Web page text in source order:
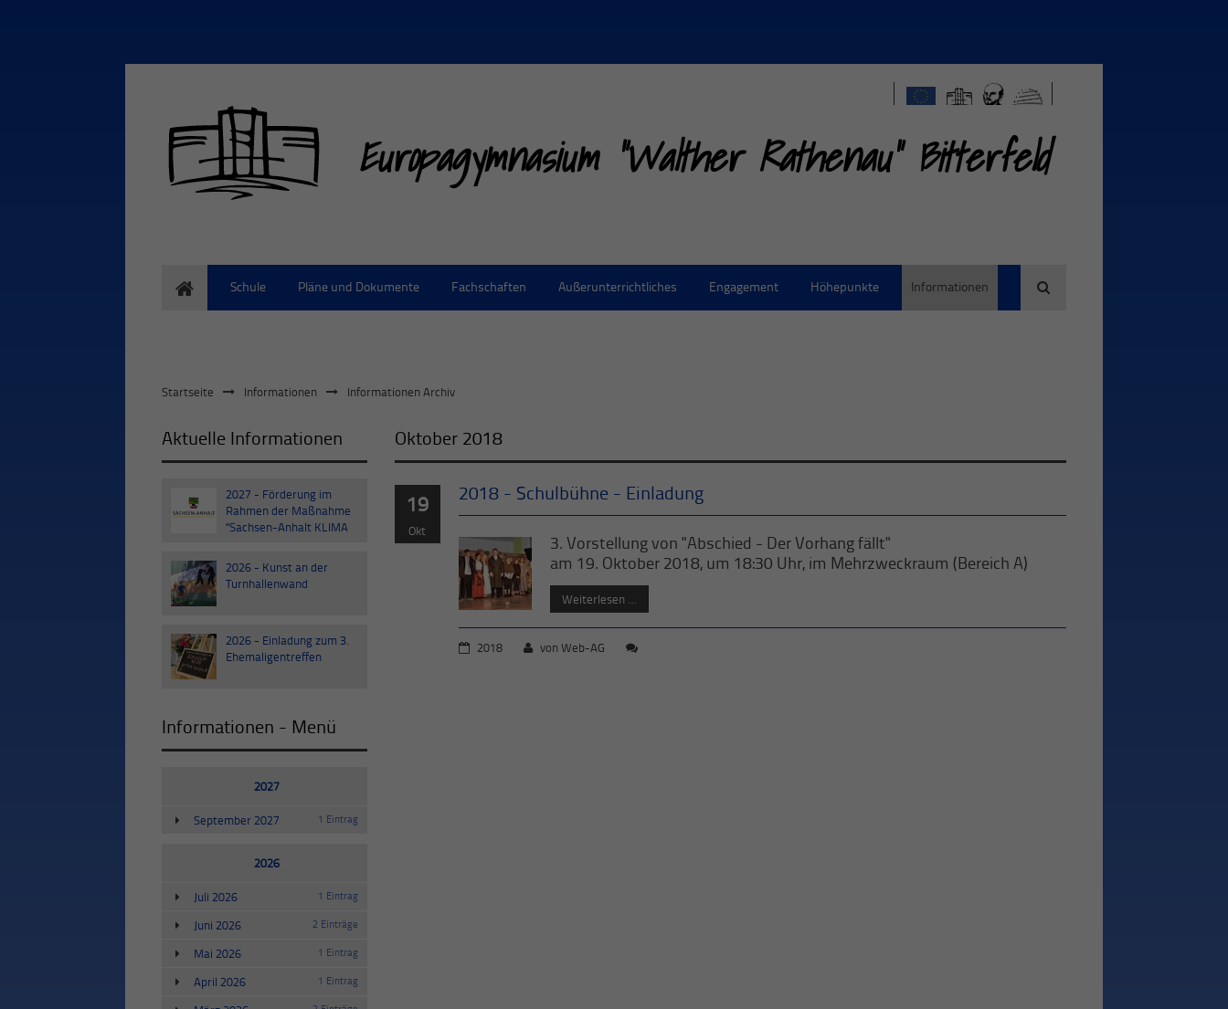
Europagymnasium "Walther Rathenau" Bitterfeld
Schule Pläne und Dokumente Fachschaften Außerunterrichtliches Engagement Höhepunkte Informationen Suche
Startseite Informationen Informationen Archiv
Oktober 2018
19
Okt
2018 - Schulbühne - Einladung
3. Vorstellung von "Abschied - Der Vorhang fällt"
am 19. Oktober 2018, um 18:30 Uhr, im Mehrzweckraum (Bereich A)
Weiterlesen …
2018 vonWeb-AG
Aktuelle Informationen
30
2027 - Förderung im
Rahmen der Maßnahme
"Sachsen-Anhalt KLIMA
03
Jul
2026 - Kunst an der
Turnhallenwand
20
Jun
2026 - Einladung zum 3.
Ehemaligentreffen
Informationen - Menü
2027
September 2027 1 Eintrag
2026
Juli 2026 1 Eintrag
Juni 2026 2 Einträge
Mai 2026 1 Eintrag
April 2026 1 Eintrag